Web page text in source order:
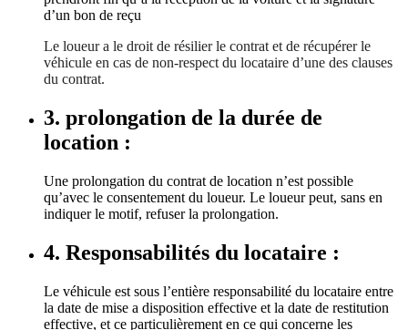
d’un bon de reçu
Le loueur a le droit de résilier le contrat et de récupérer le
véhicule en cas de non-respect du locataire d’une des clauses
du contrat.
3. prolongation de la durée de
location :
Une prolongation du contrat de location n’est possible
qu’avec le consentement du loueur. Le loueur peut, sans en
indiquer le motif, refuser la prolongation.
4. Responsabilités du locataire :
Le véhicule est sous l’entière responsabilité du locataire entre
la date de mise a disposition effective et la date de restitution
effective, et ce particulièrement en ce qui concerne les